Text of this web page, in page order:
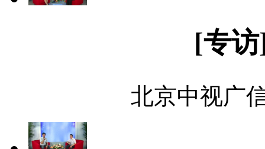
[专
北京中视广